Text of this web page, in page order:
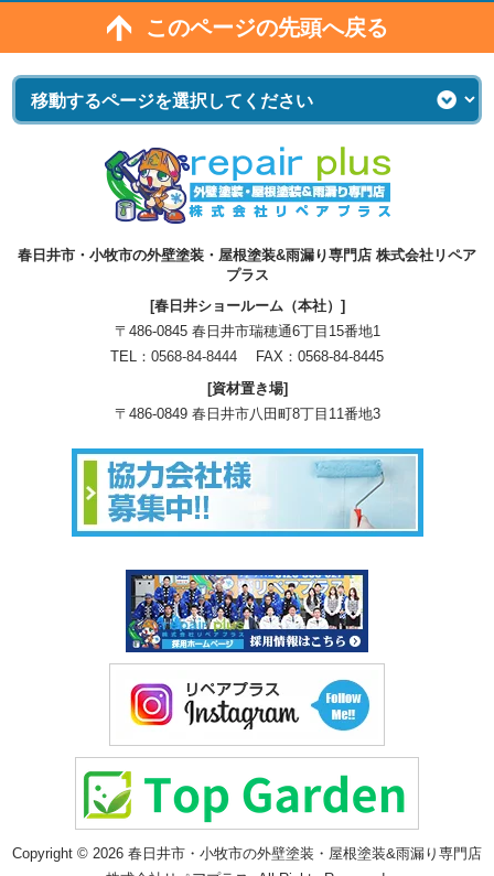
このページの先頭へ戻る
春日井市・小牧市の外壁塗装・屋根塗装&雨漏り専門店 株式会社リペア
プラス
[春日井ショールーム（本社）]
〒486-0845 春日井市瑞穂通6丁目15番地1
TEL： 0568-84-8444 FAX：0568-84-8445
[資材置き場]
〒486-0849 春日井市八田町8丁目11番地3
Copyright © 2026 春日井市・小牧市の外壁塗装・屋根塗装&雨漏り専門店